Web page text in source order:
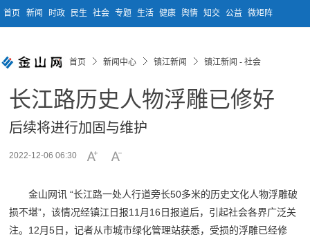
首页 新闻 时政 民生 社会 专题 生活 健康 舆情 知交 公益 微矩阵
首页 新闻中心 镇江新闻 镇江新闻 - 社会
长江路历史人物浮雕已修好
后续将进行加固与维护
2022-12-06 06:30
金山网讯 “长江路一处人行道旁长50多米的历史文化人物浮雕破
损不堪”，该情况经镇江日报11月16日报道后，引起社会各界广泛关
注。12月5日，记者从市城市绿化管理站获悉，受损的浮雕已经修